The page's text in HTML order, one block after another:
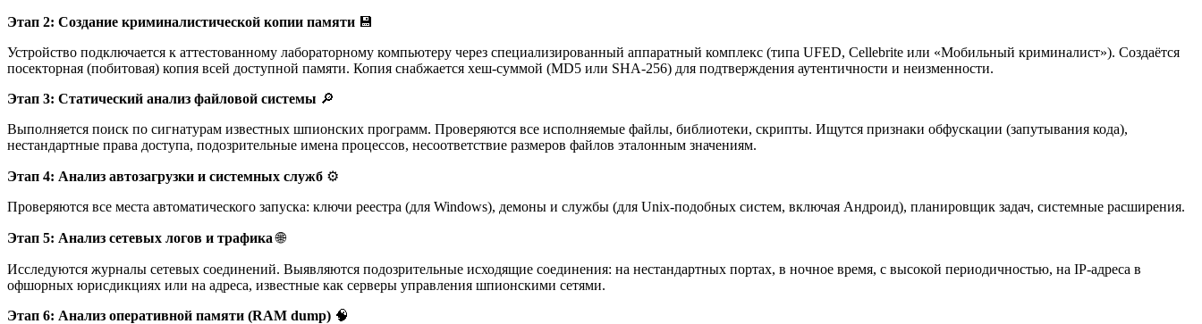
Этап 2: Создание криминалистической копии памяти 💾
Устройство подключается к аттестованному лабораторному компьютеру через специализированный аппаратный комплекс (типа UFED, Cellebrite или «Мобильный криминалист»). Создаётся
посекторная (побитовая) копия всей доступной памяти. Копия снабжается хеш-суммой (MD5 или SHA-256) для подтверждения аутентичности и неизменности.
Этап 3: Статический анализ файловой системы 🔎
Выполняется поиск по сигнатурам известных шпионских программ. Проверяются все исполняемые файлы, библиотеки, скрипты. Ищутся признаки обфускации (запутывания кода),
нестандартные права доступа, подозрительные имена процессов, несоответствие размеров файлов эталонным значениям.
Этап 4: Анализ автозагрузки и системных служб ⚙️
Проверяются все места автоматического запуска: ключи реестра (для Windows), демоны и службы (для Unix-подобных систем, включая Андроид), планировщик задач, системные расширения.
Этап 5: Анализ сетевых логов и трафика🌐
Исследуются журналы сетевых соединений. Выявляются подозрительные исходящие соединения: на нестандартных портах, в ночное время, с высокой периодичностью, на IP-адреса в
офшорных юрисдикциях или на адреса, известные как серверы управления шпионскими сетями.
Этап 6: Анализ оперативной памяти (RAM dump) 🧠